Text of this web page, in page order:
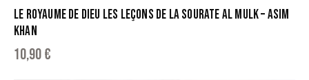
LE ROYAUME DE DIEU LES LEÇONS DE LA SOURATE AL MULK – ASIM
KHAN
10,90€